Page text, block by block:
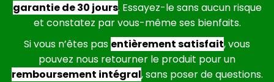
garantie de 30 jours. Essayez-le sans aucun risque
et constatez par vous-même ses bienfaits.
Si vous n’êtes pas entièrement satisfait, vous
pouvez nous retourner le produit pour un
remboursement intégral, sans poser de questions.